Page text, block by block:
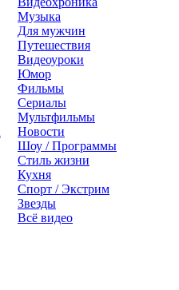
Музыка
Для мужчин
Путешествия
Видеоуроки
Юмор
Фильмы
Сериалы
Мультфильмы
Новости
Шоу / Программы
Стиль жизни
Кухня
Спорт / Экстрим
Звезды
Всё видео